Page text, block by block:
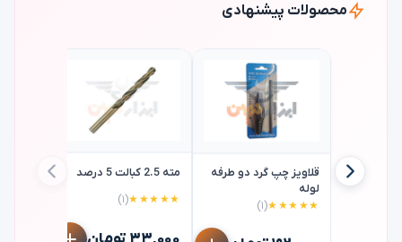
محصولات پیشنهادی
قلاویز چپ گرد دو طرفه
لوله
★★★★★(۱)
مته 2.5 کبالت 5 درصد
★★★★★(۱)